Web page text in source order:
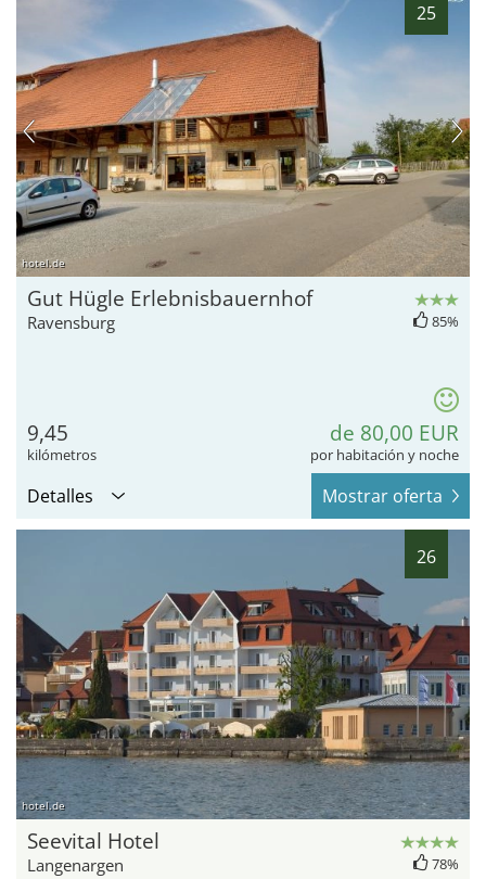
25
hotel.de
Gut Hügle Erlebnisbauernhof
Ravensburg 85%
9,45
kilómetros
de 80,00 EUR
por habitación y noche
Detalles Mostrar oferta
26
hotel.de
Seevital Hotel
Langenargen 78%